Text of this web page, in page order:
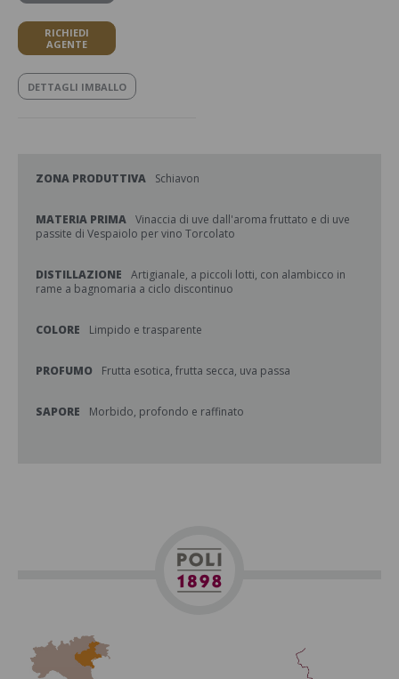
RICHIEDI
AGENTE
DETTAGLI IMBALLO
ZONA PRODUTTIVA Schiavon
MATERIA PRIMA Vinaccia di uve dall'aroma fruttato e di uve
passite di Vespaiolo per vino Torcolato
DISTILLAZIONE
Artigianale, a piccoli lotti, con alambicco in
rame a bagnomaria a ciclo discontinuo
COLORE Limpido e trasparente
PROFUMO Frutta esotica, frutta secca, uva passa
SAPORE Morbido, profondo e raffinato